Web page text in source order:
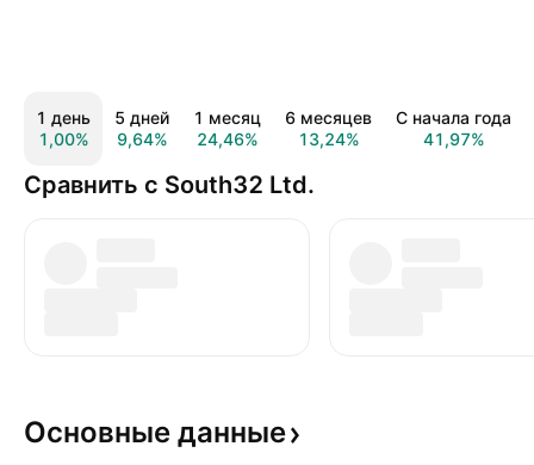
1 день
1,00%
5 дней
9,64%
1 месяц
24,46%
6 месяцев
13,24%
С начала года
41,97%
Сравнить с South32 Ltd.
Основные данные